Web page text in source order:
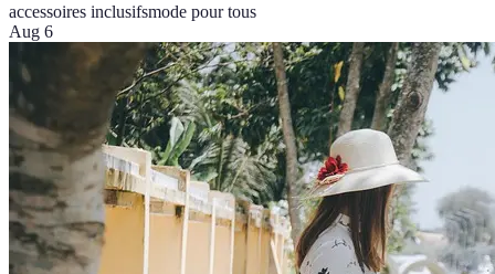
accessoires inclusifsmode pour tous
Aug 6